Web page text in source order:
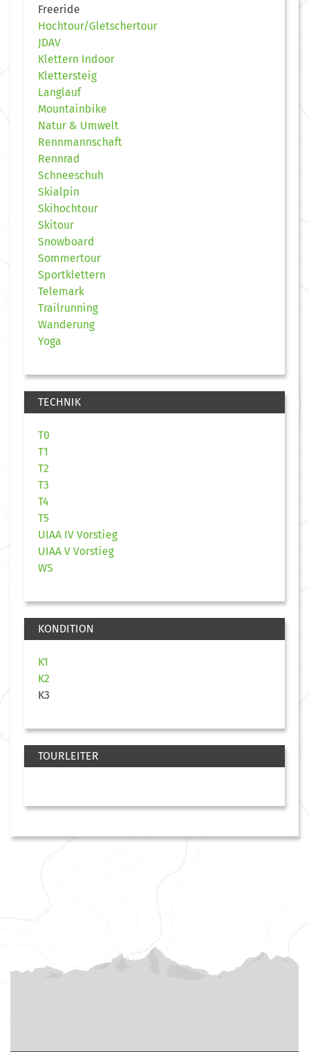
Freeride
Hochtour/Gletschertour
JDAV
Klettern Indoor
Klettersteig
Langlauf
Mountainbike
Natur & Umwelt
Rennmannschaft
Rennrad
Schneeschuh
Skialpin
Skihochtour
Skitour
Snowboard
Sommertour
Sportklettern
Telemark
Trailrunning
Wanderung
Yoga
TECHNIK
T0
T1
T2
T3
T4
T5
UIAA IV Vorstieg
UIAA V Vorstieg
WS
KONDITION
K1
K2
K3
TOURLEITER